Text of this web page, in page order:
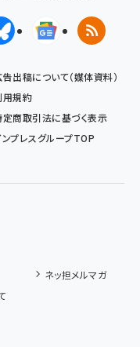
ス)BlueskyGoogleニュ
RSS
告出稿について（媒体資料）
用規約
定商取引法に基づく表示
ンプレスグループTOP
ネッ担メルマガ